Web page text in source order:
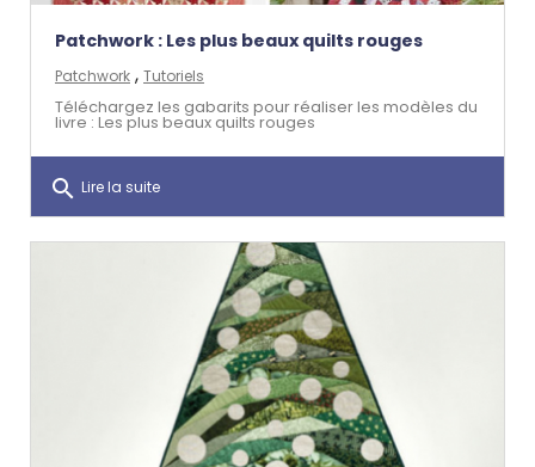
Patchwork : Les plus beaux quilts rouges
Patchwork , Tutoriels
Téléchargez les gabarits pour réaliser les modèles du
livre : Les plus beaux quilts rouges
search Lire la suite